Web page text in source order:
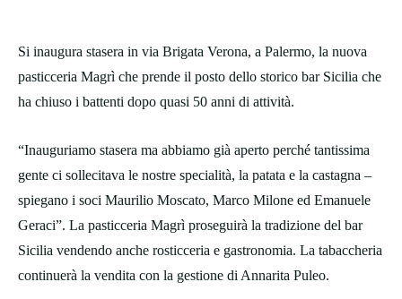
Si inaugura stasera in via Brigata Verona, a Palermo, la nuova
pasticceria Magrì che prende il posto dello storico bar Sicilia che
ha chiuso i battenti dopo quasi 50 anni di attività.
“Inauguriamo stasera ma abbiamo già aperto perché tantissima
gente ci sollecitava le nostre specialità, la patata e la castagna –
spiegano i soci Maurilio Moscato, Marco Milone ed Emanuele
Geraci”. La pasticceria Magrì proseguirà la tradizione del bar
Sicilia vendendo anche rosticceria e gastronomia. La tabaccheria
continuerà la vendita con la gestione di Annarita Puleo.